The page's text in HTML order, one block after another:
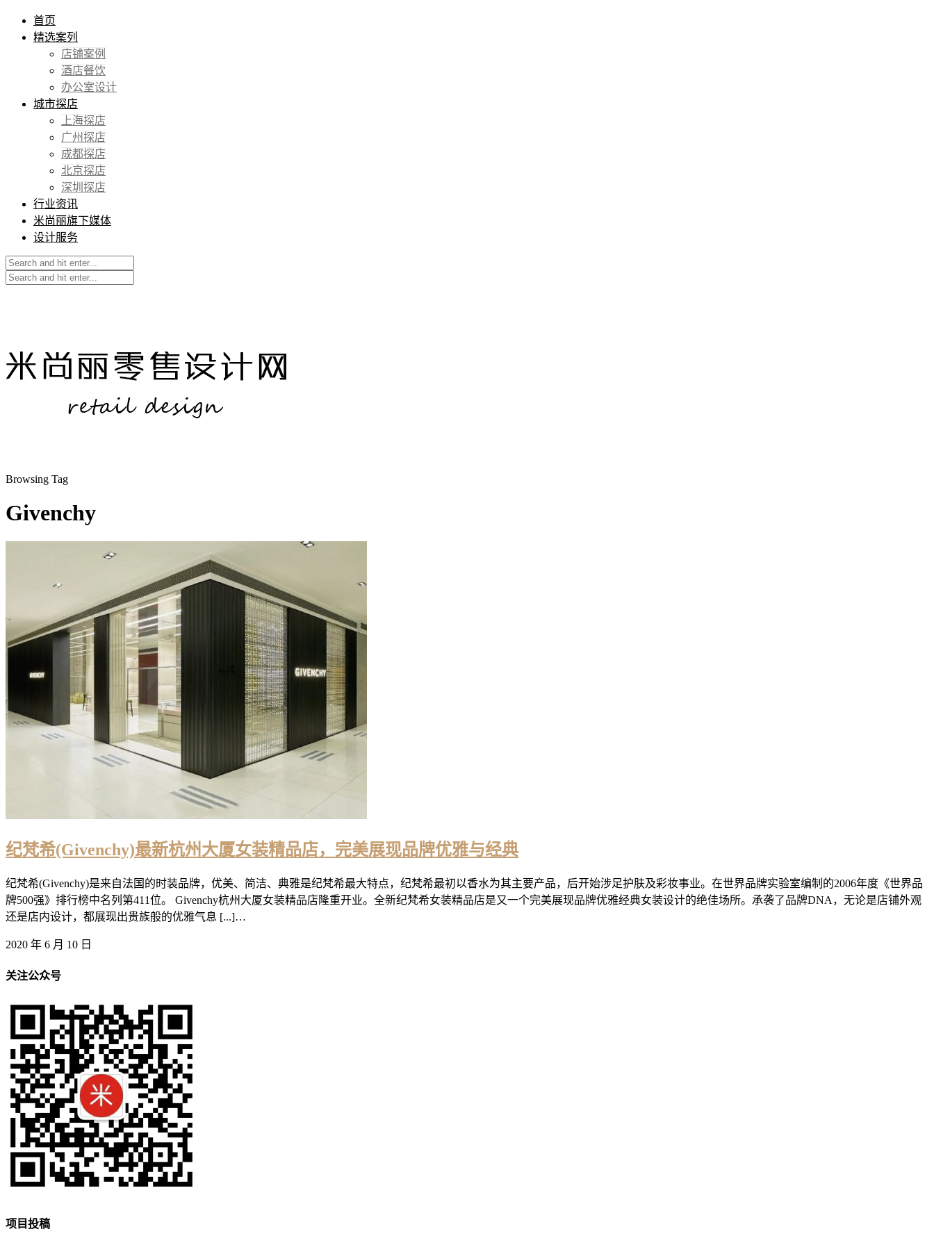
首页
精选案列
店铺案例
酒店餐饮
办公室设计
城市探店
上海探店
广州探店
成都探店
北京探店
深圳探店
行业资讯
米尚丽旗下媒体
设计服务
Browsing Tag
Givenchy
纪梵希(Givenchy)最新杭州大厦女装精品店，完美展现品牌优雅与经典
纪梵希(Givenchy)是来自法国的时装品牌，优美、简洁、典雅是纪梵希最大特点，纪梵希最初以香水为其主要产品，后开始涉足护肤及彩妆事业。在世界品牌实验室编制的2006年度《世界品
牌500强》排行榜中名列第411位。 Givenchy杭州大厦女装精品店隆重开业。全新纪梵希女装精品店是又一个完美展现品牌优雅经典女装设计的绝佳场所。承袭了品牌DNA，无论是店铺外观
还是店内设计，都展现出贵族般的优雅气息 [...]…
2020 年 6 月 10 日
关注公众号
项目投稿